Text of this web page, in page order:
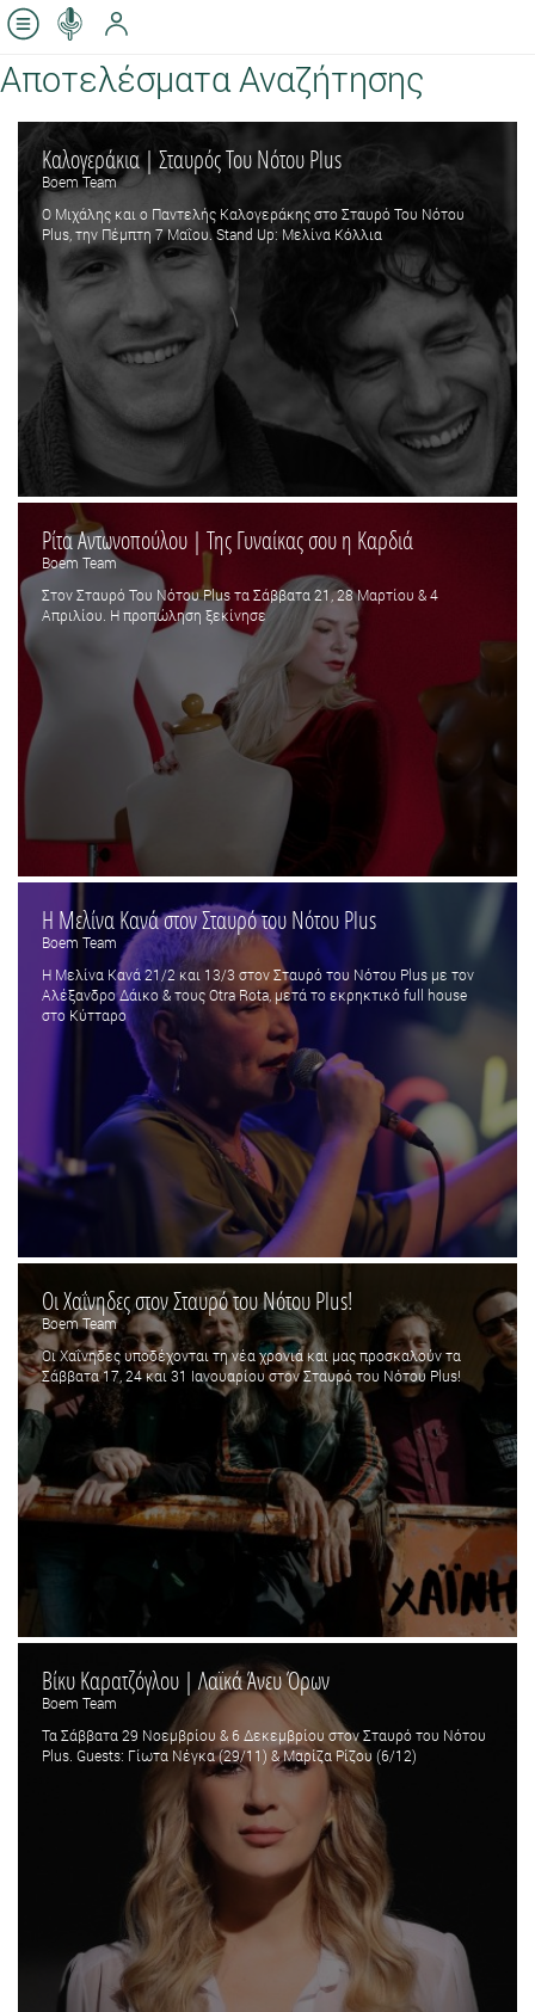
Αποτελέσματα Αναζήτησης
Καλογεράκια | Σταυρός Του Νότου Plus
Boem Team
Ο Μιχάλης και ο Παντελής Καλογεράκης στο Σταυρό Του Νότου
Plus, την Πέμπτη 7 Μαΐου. Stand Up: Μελίνα Κόλλια
Ρίτα Αντωνοπούλου | Της Γυναίκας σου η Καρδιά
Boem Team
Στον Σταυρό Του Νότου Plus τα Σάββατα 21, 28 Μαρτίου & 4
Απριλίου. Η προπώληση ξεκίνησε
Η Μελίνα Κανά στον Σταυρό του Νότου Plus
Boem Team
Η Μελίνα Κανά 21/2 και 13/3 στον Σταυρό του Νότου Plus με τον
Αλέξανδρο Δάικο & τους Otra Rota, μετά το εκρηκτικό full house
στο Κύτταρο
Οι Χαΐνηδες στον Σταυρό του Νότου Plus!
Boem Team
Οι Χαΐνηδες υποδέχονται τη νέα χρονιά και μας προσκαλούν τα
Σάββατα 17, 24 και 31 Ιανουαρίου στον Σταυρό του Νότου Plus!
Βίκυ Καρατζόγλου | Λαϊκά Άνευ Όρων
Boem Team
Τα Σάββατα 29 Νοεμβρίου & 6 Δεκεμβρίου στον Σταυρό του Νότου
Plus. Guests: Γίωτα Νέγκα (29/11) & Μαρίζα Ρίζου (6/12)